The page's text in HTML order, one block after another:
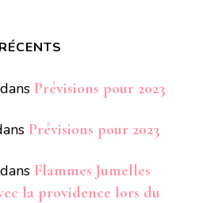
dans Prévisions pour 2023
Prévisions pour 2023
dans Flammes Jumelles
la providence lors du